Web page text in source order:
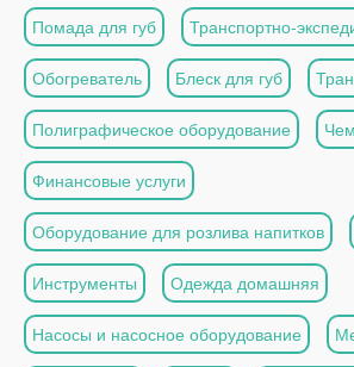
Помада для губ Транспортно-
Обогреватель Блеск для губ
Полиграфическое оборудование
Финансовые услуги
Оборудование для розлива напитков
Инструменты Одежда домашняя
Насосы и насосное оборудование